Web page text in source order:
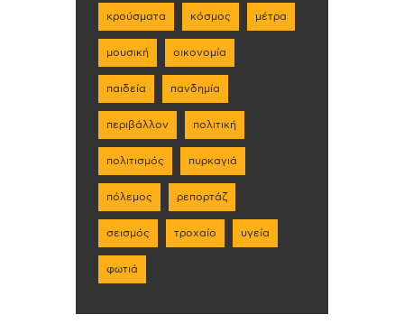
κρούσματα κόσμος μέτρα
μουσική οικονομία
παιδεία πανδημία
περιβάλλον πολιτική
πολιτισμός πυρκαγιά
πόλεμος ρεπορτάζ
σεισμός τροχαίο υγεία
φωτιά